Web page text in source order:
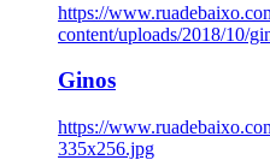
https://
content/uploads/2018/10/
Ginos
https://
335x256.jpg